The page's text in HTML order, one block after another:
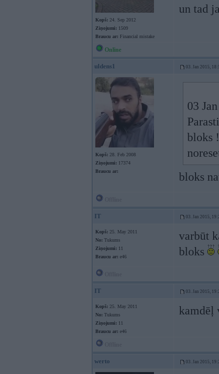
Kopš: 24. Sep 2012
Ziņojumi: 1509
Braucu ar: Financial mistake
un tad
Online
uldens1 03. Jan 2015,
Kopš: 28. Feb 2008
Ziņojumi: 17374
Braucu ar:
03
bloks
bloks
IT 03. Jan 2015,
Kopš: 25. May 2011
No: Tukums
Ziņojumi: 11
Braucu ar: e46
varbūt
bloks
IT 03. Jan 2015,
Kopš: 25. May 2011
No: Tukums
Ziņojumi: 11
Braucu ar: e46
kamdēļ
werto 03. Jan 2015,